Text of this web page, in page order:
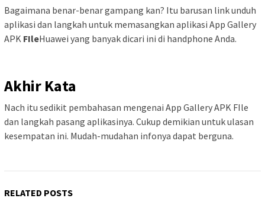
Bagaimana benar-benar gampang kan? Itu barusan link unduh
aplikasi dan langkah untuk memasangkan aplikasi App Gallery
APK FIleHuawei yang banyak dicari ini di handphone Anda.
Akhir Kata
Nach itu sedikit pembahasan mengenai App Gallery APK FIle
dan langkah pasang aplikasinya. Cukup demikian untuk ulasan
kesempatan ini. Mudah-mudahan infonya dapat berguna.
RELATED POSTS